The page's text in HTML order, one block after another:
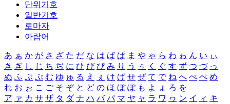
단위기호
일반기호
로마자
아랍어
あ ぁ か が さ ざ た だ な は ば ぱ ま や ゃ ら わ ゎ ん い ぃ
き ぎ し じ ち ぢ に ひ び ぴ み り う ぅ く ぐ す ず つ づ っ
ぬ ふ ぶ ぷ む ゆ ゅ る え ぇ け げ せ ぜ て で ね へ べ ぺ め
れ お ぉ こ ご そ ぞ と ど の ほ ぼ ぽ も よ ょ ろ を
ア ァ カ サ ザ タ ダ ナ ハ バ パ マ ヤ ャ ラ ワ ヮ ン イ ィ キ